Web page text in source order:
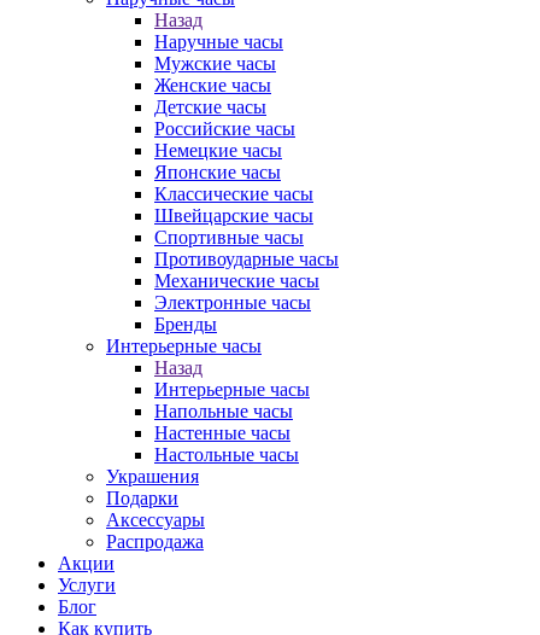
Назад
Наручные часы
Мужские часы
Женские часы
Детские часы
Российские часы
Немецкие часы
Японские часы
Классические часы
Швейцарские часы
Спортивные часы
Противоударные часы
Механические часы
Электронные часы
Бренды
Интерьерные часы
Назад
Интерьерные часы
Напольные часы
Настенные часы
Настольные часы
Украшения
Подарки
Аксессуары
Распродажа
Акции
Услуги
Блог
Как купить